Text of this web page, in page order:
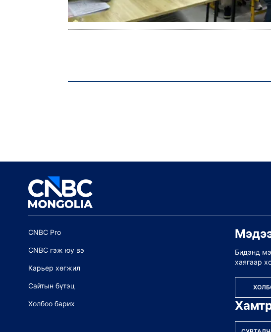
CNBC Pro
CNBC гэж юу вэ
Карьер хөгжил
Сайтын бүтэц
Холбоо барих
Бидэнд
хаягаар